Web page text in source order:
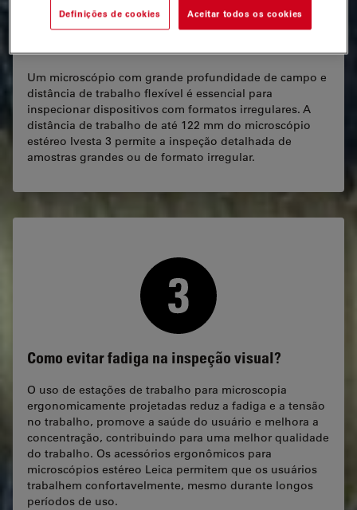
Como inspecionar dispositivos com formatos
Um microscópio com grande profundidade de campo e
distância de trabalho flexível é essencial para
inspecionar dispositivos com formatos irregulares. A
distância de trabalho de até 122 mm do microscópio
estéreo Ivesta 3 permite a inspeção detalhada de
amostras grandes ou de formato irregular.
Como evitar fadiga na inspeção visual?
O uso de estações de trabalho para microscopia
ergonomicamente projetadas reduz a fadiga e a tensão
no trabalho, promove a saúde do usuário e melhora a
concentração, contribuindo para uma melhor qualidade
do trabalho. Os acessórios ergonômicos para
microscópios estéreo Leica permitem que os usuários
trabalhem confortavelmente, mesmo durante longos
períodos de uso.
Definições de cookies Aceitar todos os cookies